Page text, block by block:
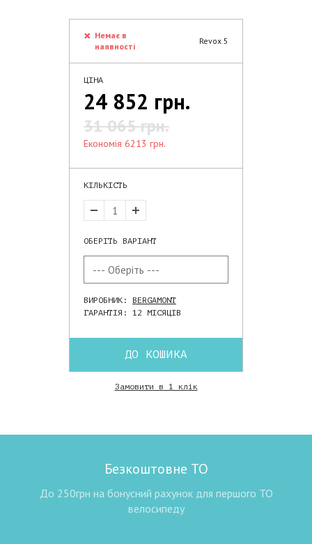
Немає в
наявності
Revox 5
ЦІНА
24 852 грн.
31 065 грн.
економія 6213 грн.
КІЛЬКІСТЬ
ОБЕРІТЬ ВАРІАНТ
ВИРОБНИК: BERGAMONT
ГАРАНТІЯ: 12 МІСЯЦІВ
ДО КОШИКА
Замовити в 1 клік
Безкоштовне ТО
До 250грн на бонусний рахунок для першого ТО
велосипеду